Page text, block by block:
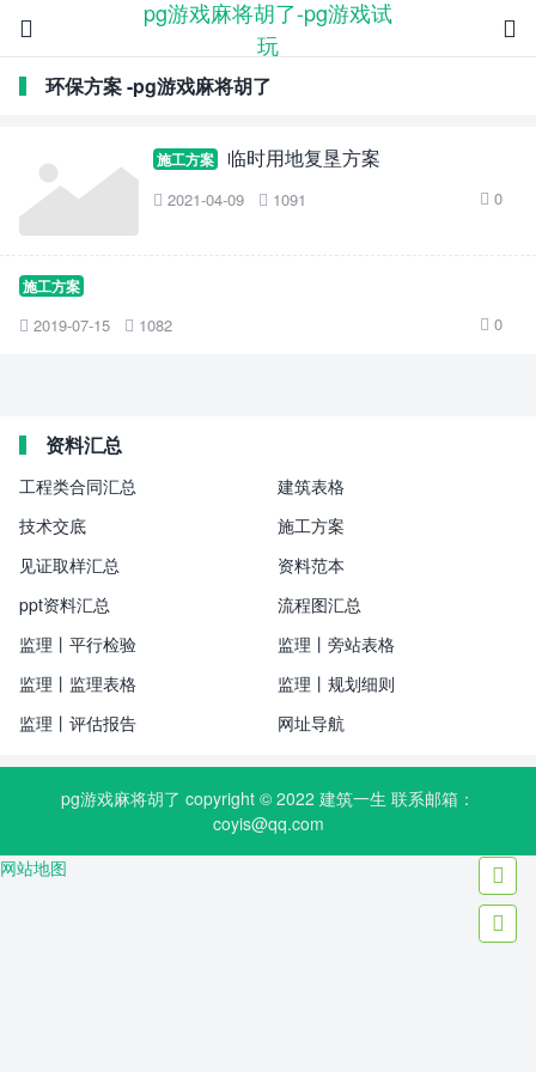
pg游戏麻将胡了-pg游戏试
玩


环保方案 -pg游戏麻将胡了
施工方案 临时用地复垦方案
 2021-04-09  1091  0
施工方案
 2019-07-15  1082  0
资料汇总
工程类合同汇总
建筑表格
技术交底
施工方案
见证取样汇总
资料范本
ppt资料汇总
流程图汇总
监理丨平行检验
监理丨旁站表格
监理丨监理表格
监理丨规划细则
监理丨评估报告
网址导航


pg游戏麻将胡了 copyright © 2022 建筑一生 联系邮箱：
coyis@qq.com
网站地图